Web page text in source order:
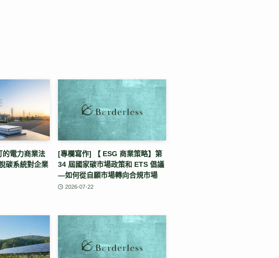
電力商業法
碳系統對企業
[專欄寫作] 【 ESG 商業策略】第
34 屆國家碳市場政策和 ETS 倡議
—如何從自願市場轉向合規市場
2026-07-22